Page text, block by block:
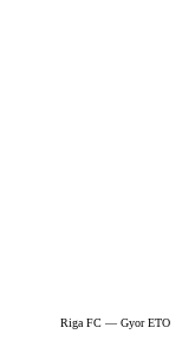
Riga FC — Gyor ETO